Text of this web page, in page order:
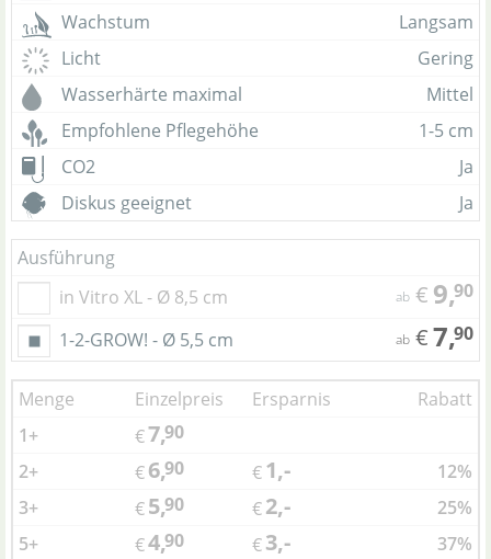
Wachstum
Langsam
Licht
Gering
Wasserhärte maximal
Mittel
Empfohlene Pflegehöhe
1-5 cm
CO2
Ja
Diskus geeignet
Ja
Ausführung
in Vitro XL - Ø 8,5 cm
ab € 9,90
1-2-GROW! - Ø 5,5 cm ab €7,90
Menge Einzelpreis Ersparnis
Rabatt
1+
€7,90
2+
€6,90 €1,-
12%
3+
€5,90 €2,-
25%
5+
€4,90 €3,- 37%